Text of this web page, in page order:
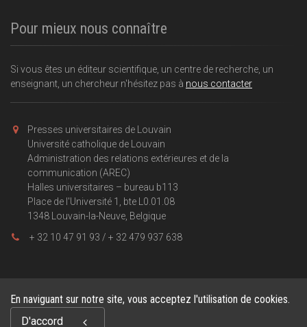
En naviguant sur notre site, vous acceptez l'utilisation de cookies.
D'accord
Pour mieux nous connaître
Si vous êtes un éditeur scientifique, un centre de recherche, un
enseignant, un chercheur n'hésitez pas à nous contacter
Presses universitaires de Louvain
Université catholique de Louvain
Administration des relations extérieures et de la
communication (AREC)
Halles universitaires – bureau b113
Place de l'Université 1, bte L0.01.08
1348 Louvain-la-Neuve, Belgique
+ 32 10 47 91 93 / + 32 479 937 638